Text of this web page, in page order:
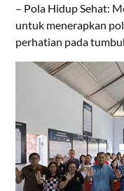
– Pola Hidup Sehat:
untuk menerapkan
perhatian pada